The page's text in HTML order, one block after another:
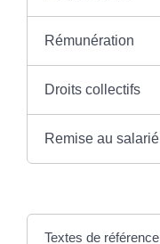
Rémunération
Droits collectifs
Remise au salarié
Textes de référence